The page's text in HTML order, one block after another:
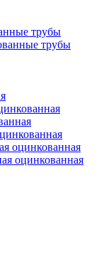
трубы
трубы
оцинкованная
оцинкованная